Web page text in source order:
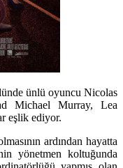
ünlü oyuncu Nicolas
Michael Murray, Lea
eşlik ediyor.
ardından hayatta
yönetmen koltuğunda